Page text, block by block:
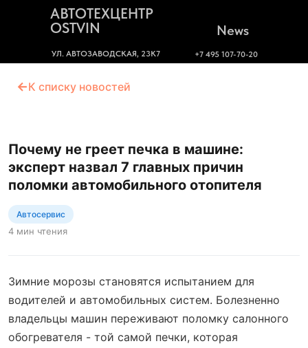
+7 495 107-70-20
УЛ. АВТОЗАВОДСКАЯ, 23К7
АВТОТЕХЦЕНТР
OSTVIN
News
←К списку новостей
Почему не греет печка в машине:
эксперт назвал 7 главных причин
поломки автомобильного отопителя
Автосервис
4 мин чтения
Зимние морозы становятся испытанием для
водителей и автомобильных систем. Болезненно
владельцы машин переживают поломку салонного
обогревателя - той самой печки, которая